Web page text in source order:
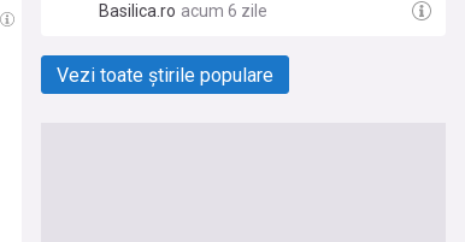
Basilica.ro acum 6 zile
Vezi toate știrile populare